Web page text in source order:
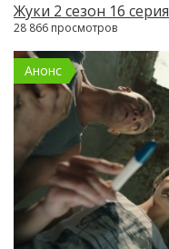
Жуки 2 сезон 16 серия
28 866 просмотров
Анонс